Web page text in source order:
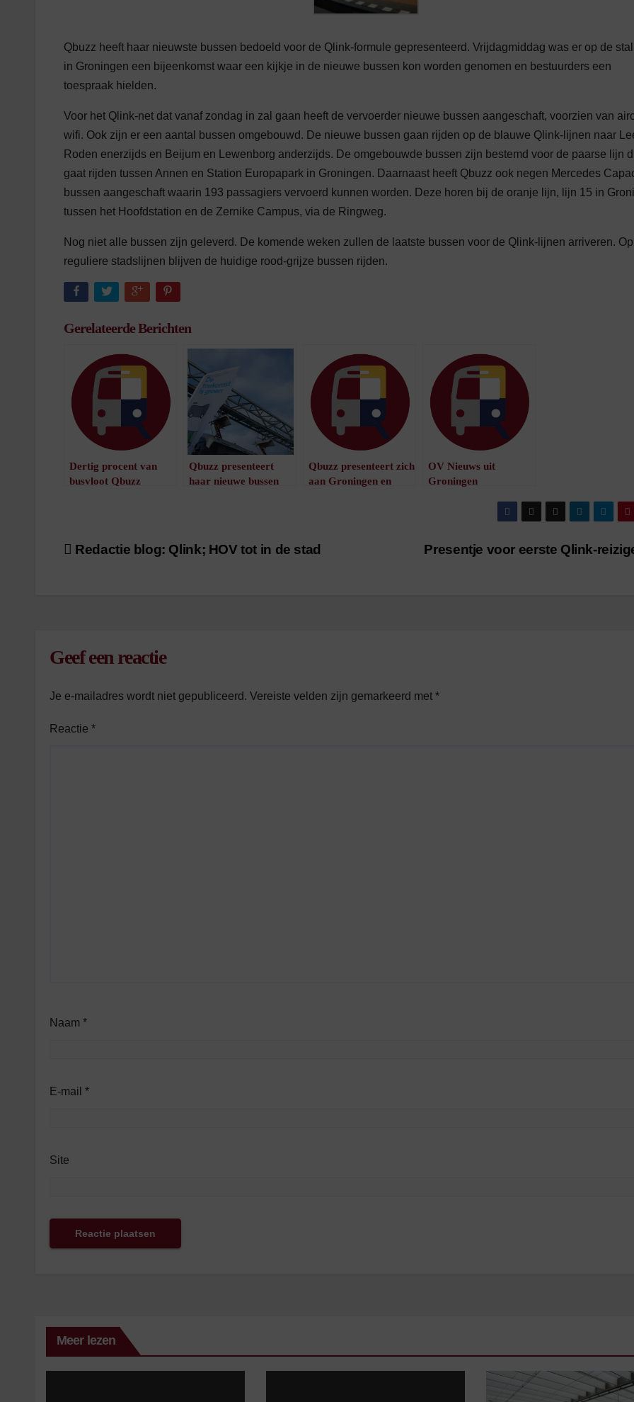
Qbuzz heeft haar nieuwste bussen bedoeld voor de Qlink-formule gepresenteerd. Vrijdagmiddag was er op de
in Groningen een bijeenkomst waar een kijkje in de nieuwe bussen kon worden genomen en bestuurders een
toespraak hielden.
Voor het Qlink-net dat vanaf zondag in zal gaan heeft de vervoerder nieuwe bussen aangeschaft, voorzien van
wifi. Ook zijn er een aantal bussen omgebouwd. De nieuwe bussen gaan rijden op de blauwe Qlink-lijnen naar
Roden enerzijds en Beijum en Lewenborg anderzijds. De omgebouwde bussen zijn bestemd voor de paarse lijn
gaat rijden tussen Annen en Station Europapark in Groningen. Daarnaast heeft Qbuzz ook negen Mercedes
bussen aangeschaft waarin 193 passagiers vervoerd kunnen worden. Deze horen bij de oranje lijn, lijn 15 in
tussen het Hoofdstation en de Zernike Campus, via de Ringweg.
Nog niet alle bussen zijn geleverd. De komende weken zullen de laatste bussen voor de Qlink-lijnen arriveren.
reguliere stadslijnen blijven de huidige rood-grijze bussen rijden.
Gerelateerde Berichten
Dertig procent van
busvloot Qbuzz
Qbuzz presenteert
haar nieuwe bussen
Qbuzz presenteert zich
aan Groningen en
OV Nieuws uit
Groningen
Busfoto van het Jaar-
verkiezing 2008
Bericht
Presentje voor eerste Qlink-
Redactie blog: Qlink; HOV tot in de stad
Geef een reactie
Je e-mailadres wordt niet gepubliceerd. Vereiste velden zijn gemarkeerd met *
Reactie *
Naam *
E-mail *
Site
Meer lezen